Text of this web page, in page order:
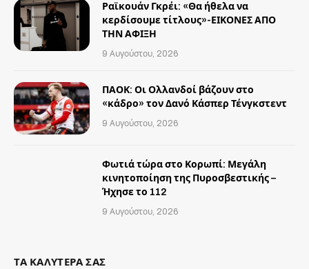
Ραϊκουάν Γκρέι: «Θα ήθελα να
κερδίσουμε τίτλους»-ΕΙΚΟΝΕΣ ΑΠΟ
ΤΗΝ ΑΦΙΞΗ
9 Αυγούστου, 2026
ΠΑΟΚ: Οι Ολλανδοί βάζουν στο
«κάδρο» τον Δανό Κάσπερ Τένγκστεντ
9 Αυγούστου, 2026
Φωτιά τώρα στο Κορωπί: Μεγάλη
κινητοποίηση της Πυροσβεστικής –
Ήχησε το 112
9 Αυγούστου, 2026
ΤΑ ΚΑΛΥΤΕΡΑ ΣΑΣ